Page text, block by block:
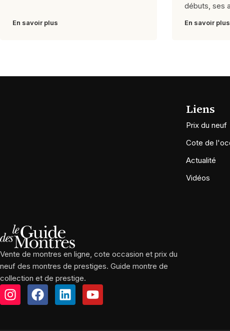
En savoir plus
débuts, ses
En savoir plus
Vente de montres en ligne, cote occasion et prix du
neuf des montres de prestiges. Guide montre de
collection et de prestige.
Liens
Prix du neuf
Cote de
Actualité
Vidéos